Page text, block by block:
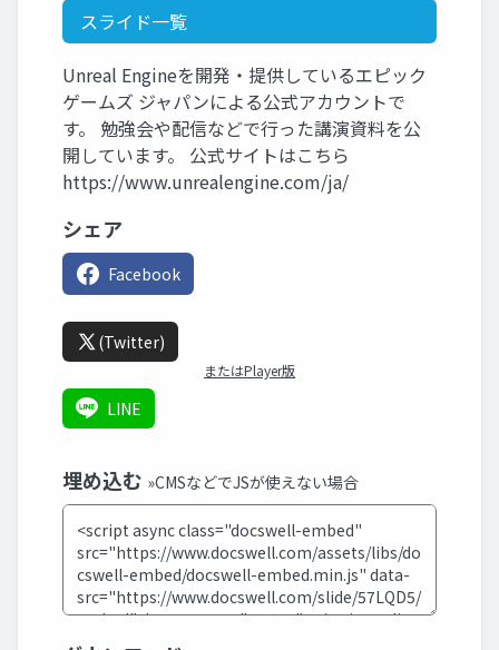
スライド一覧
Unreal Engineを開発・提供しているエピック
ゲームズ ジャパンによる公式アカウントで
す。 勉強会や配信などで行った講演資料を公
開しています。 公式サイトはこちら
https://www.unrealengine.com/ja/
シェア
Facebook
(Twitter)
またはPlayer版
LINE
埋め込む »CMSなどでJSが使えない場合